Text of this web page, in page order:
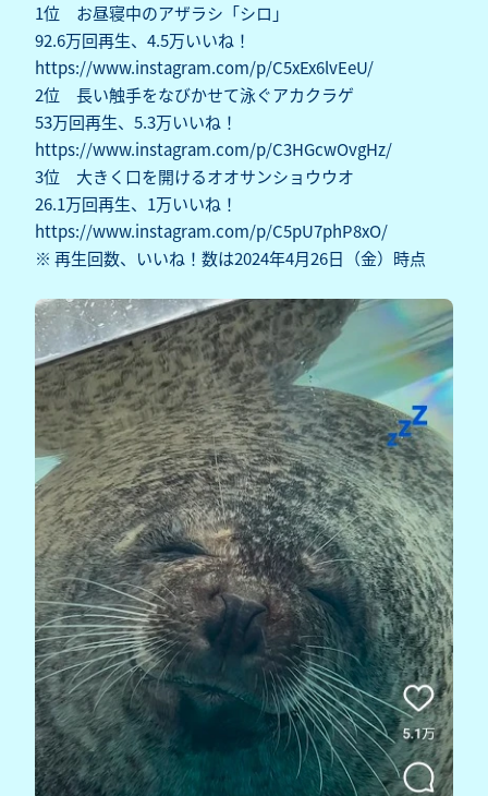
1位 お昼寝中のアザラシ「シロ」
92.6万回再生、4.5万いいね！
https://www.instagram.com/p/C5xEx6lvEeU/
2位 長い触手をなびかせて泳ぐアカクラゲ
53万回再生、5.3万いいね！
https://www.instagram.com/p/C3HGcwOvgHz/
3位 大きく口を開けるオオサンショウウオ
26.1万回再生、1万いいね！
https://www.instagram.com/p/C5pU7phP8xO/
※ 再生回数、いいね！数は2024年4月26日（金）時点